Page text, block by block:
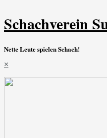
Schachverein
Nette Leute spielen Schach!
×